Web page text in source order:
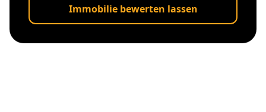
Immobilie bewerten lassen